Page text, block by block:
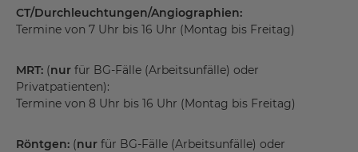
CT/Durchleuchtungen/Angiographien:
Termine von 7 Uhr bis 16 Uhr (Montag bis Freitag)
MRT: (nur für BG-Fälle (Arbeitsunfälle) oder
Privatpatienten):
Termine von 8 Uhr bis 16 Uhr (Montag bis Freitag)
Röntgen: (nur für BG-Fälle (Arbeitsunfälle) oder